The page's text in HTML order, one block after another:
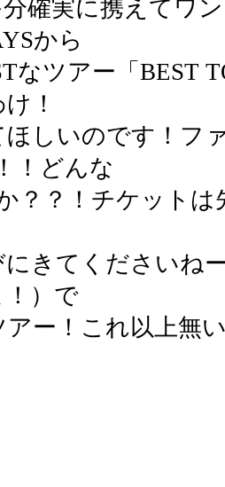
確実に携えてワ
から
なツアー「BEST
！
ほしいのです！フ
！どんな
？？！チケットは
きてくださいね
！）で
ー！これ以上無